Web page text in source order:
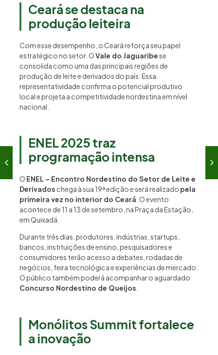
Ceará se destaca na
produção leiteira
Com esse desempenho, o Ceará reforça seu papel
estratégico no setor. OVale do Jaguaribese
consolida como uma das principais regiões de
produção de leite e derivados do país. Essa
representatividade confirma o potencial produtivo
local e projeta a competitividade nordestina em nível
nacional.
ENEL 2025 traz
programação intensa
O ENEL – Encontro Nordestino do Setor de Leite e
Derivados chega à sua 19ª edição e será realizado pela
primeira vez no interior do Ceará . O evento
acontece de 11 a 13 de setembro, na Praça da Estação,
em Quixadá.
Durante três dias, produtores, indústrias, startups,
bancos, instituições de ensino, pesquisadores e
consumidores terão acesso a debates, rodadas de
negócios, feira tecnológica e experiências de mercado.
O público também poderá acompanhar o aguardado
Concurso Nordestino de Queijos
Monólitos Summit fortalece
a inovação